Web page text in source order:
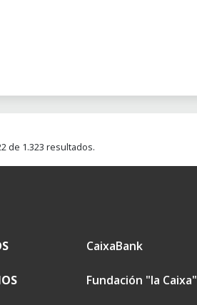
de 1.323 resultados.
CaixaBank
Fundación "la Caixa"